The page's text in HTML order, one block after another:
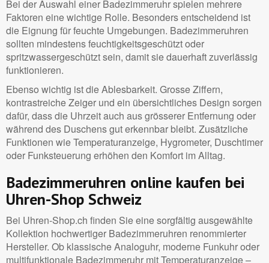
Bei der Auswahl einer Badezimmeruhr spielen mehrere
Faktoren eine wichtige Rolle. Besonders entscheidend ist
die Eignung für feuchte Umgebungen. Badezimmeruhren
sollten mindestens feuchtigkeitsgeschützt oder
spritzwassergeschützt sein, damit sie dauerhaft zuverlässig
funktionieren.
Ebenso wichtig ist die Ablesbarkeit. Grosse Ziffern,
kontrastreiche Zeiger und ein übersichtliches Design sorgen
dafür, dass die Uhrzeit auch aus grösserer Entfernung oder
während des Duschens gut erkennbar bleibt. Zusätzliche
Funktionen wie Temperaturanzeige, Hygrometer, Duschtimer
oder Funksteuerung erhöhen den Komfort im Alltag.
Badezimmeruhren online kaufen bei
Uhren-Shop Schweiz
Bei Uhren-Shop.ch finden Sie eine sorgfältig ausgewählte
Kollektion hochwertiger Badezimmeruhren renommierter
Hersteller. Ob klassische Analoguhr, moderne Funkuhr oder
multifunktionale Badezimmeruhr mit Temperaturanzeige –